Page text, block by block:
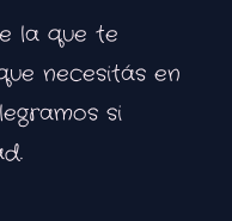
la que te
necesitás en
si